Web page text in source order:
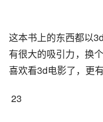
这本书上的东西都以
有很大的吸引力，换
喜欢看3d电影了，更
23